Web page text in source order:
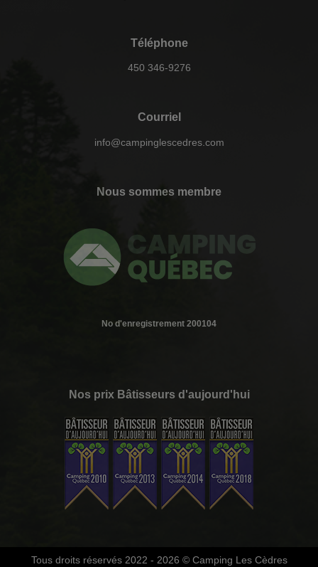
Téléphone
450 346-9276
Courriel
info@campinglescedres.com
Nous sommes membre
No d'enregistrement 200104
Nos prix Bâtisseurs d'aujourd'hui
Tous droits réservés 2022 - 2026 © Camping Les Cèdres